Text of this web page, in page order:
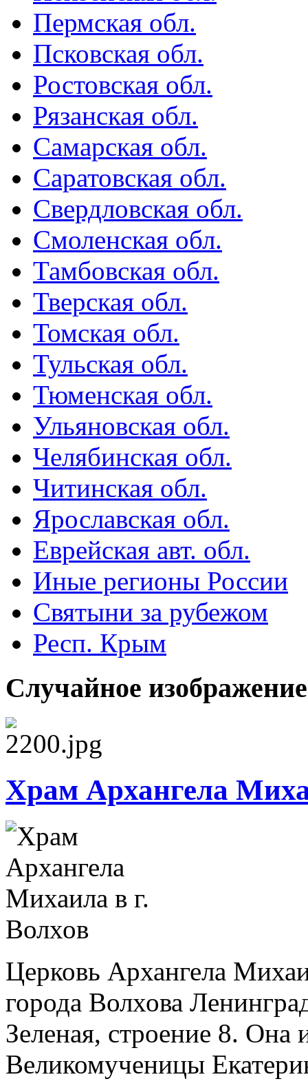
Пермская обл.
Псковская обл.
Ростовская обл.
Рязанская обл.
Самарская обл.
Саратовская обл.
Свердловская обл.
Смоленская обл.
Тамбовская обл.
Тверская обл.
Томская обл.
Тульская обл.
Тюменская обл.
Ульяновская обл.
Челябинская обл.
Читинская обл.
Ярославская обл.
Еврейская авт. обл.
Иные регионы России
Святыни за рубежом
Респ. Крым
Случайное изображение
Храм Архангела
Церковь Архангела
города Волхова
Зеленая, строение 8. Она
Великомученицы